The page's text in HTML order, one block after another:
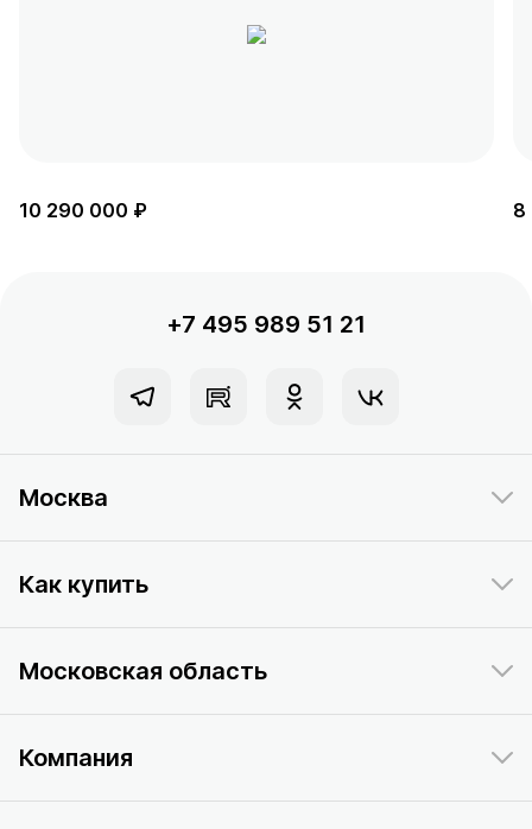
10 290 000 ₽ 8
+7 495 989 51 21
Москва
Как купить
Московская область
Компания